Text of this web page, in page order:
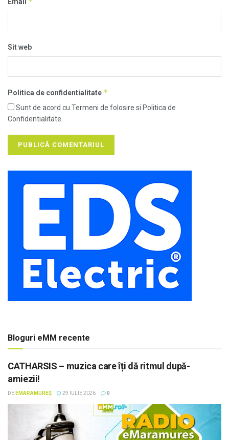
Sit web
Politica de confidentialitate *
Sunt de acord cu Termeni de folosire si Politica de
Confidentialitate.
Bloguri eMM recente
CATHARSIS – muzica care îți dă ritmul după-
amiezii!
DE EMARAMUREȘ 29 IULIE 2026 0